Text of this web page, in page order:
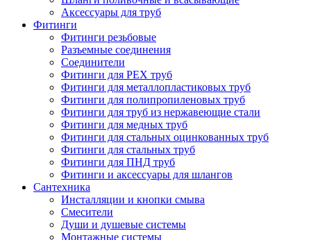
Аксессуары для труб
Фитинги
Фитинги резьбовые
Разъемные соединения
Соединители
Фитинги для PEX труб
Фитинги для металлопластиковых труб
Фитинги для полипропиленовых труб
Фитинги для труб из нержавеющие стали
Фитинги для медных труб
Фитинги для стальных оцинкованных труб
Фитинги для стальных труб
Фитинги для ПНД труб
Фитинги и аксессуары для шлангов
Сантехника
Инсталляции и кнопки смыва
Смесители
Души и душевые системы
Монтажные системы